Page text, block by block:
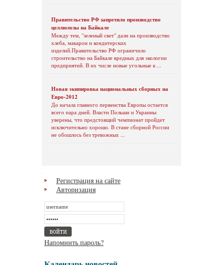
Правительство РФ запретило производство
целлюлозы на Байкале
Между тем, "зеленый свет" дали на производство
хлеба, макарон и кондитерских
изделий.Правительство РФ ограничило
строительство на Байкале вредных для экологии
предприятий. В их числе новые угольные к ...
Новая экипировка национальных сборных на
Евро-2012
До начала главного первенства Европы остается
всего пара дней. Власти Польши и Украины
уверены, что предстоящий чемпионат пройдет
исключительно хорошо. В стане сборной России
не обошлось без тревожных ...
Регистрация на сайте
Авторизация
Напомнить пароль?